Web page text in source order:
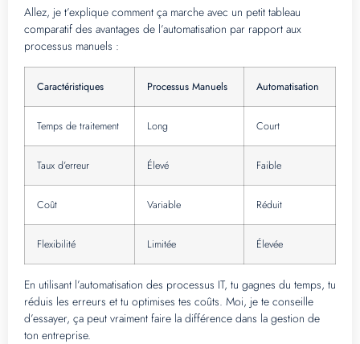
Allez, je t’explique comment ça marche avec un petit tableau
comparatif des avantages de l’automatisation par rapport aux
processus manuels :
Caractéristiques Processus Manuels Automatisation
Temps de traitement Long Court
Taux d’erreur Élevé Faible
Coût Variable Réduit
Flexibilité Limitée Élevée
En utilisant l’automatisation des processus IT, tu gagnes du temps, tu
réduis les erreurs et tu optimises tes coûts. Moi, je te conseille
d’essayer, ça peut vraiment faire la différence dans la gestion de
ton entreprise.